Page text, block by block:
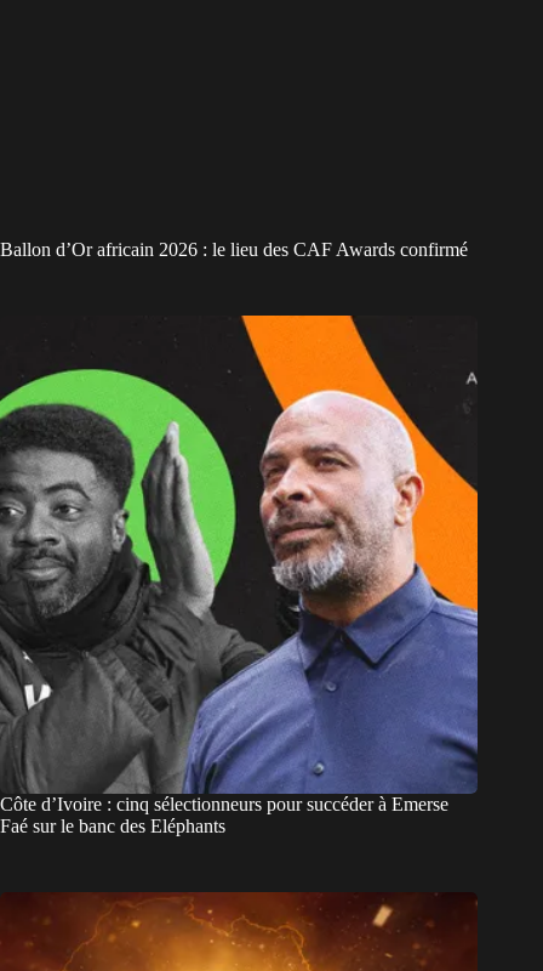
Ballon d’Or africain 2026 : le lieu des CAF Awards confirmé
Côte d’Ivoire : cinq sélectionneurs pour succéder à Emerse
Faé sur le banc des Eléphants